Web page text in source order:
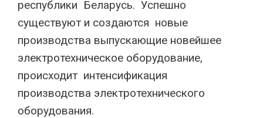
республики Беларусь. Успешно
существуют и создаются новые
производства выпускающие новейшее
электротехническое оборудование,
происходит интенсификация
производства электротехнического
оборудования.